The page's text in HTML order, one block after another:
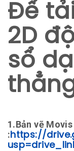
Để
2D
sổ
1.Bản vẽ Movis
:https://